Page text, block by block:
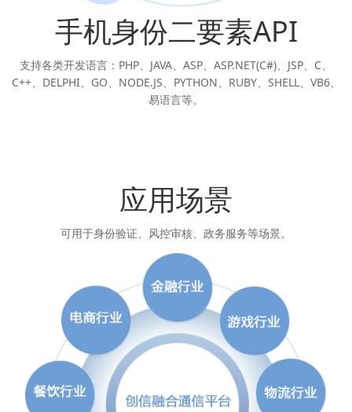
手机身份二要素API
支持各类开发语言：PHP、JAVA、ASP、ASP.NET(C#)、JSP、C、
C++、DELPHI、GO、NODE.JS、PYTHON、RUBY、SHELL、VB6、
易语言等。
应用场景
可用于身份验证、风控审核、政务服务等场景。